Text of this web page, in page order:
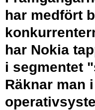
har medfört
har Nokia
i segmentet
Räknar man